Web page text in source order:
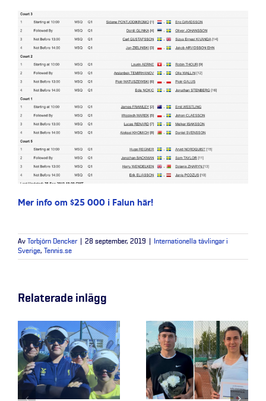
Mer info om $25 000 i Falun här!
Av Torbjörn Dencker 28 september, 2019
Internationella tävlingar i
Sverige, Tennis.se
Relaterade inlägg